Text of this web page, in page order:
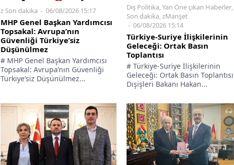
z Son dakika 06/08/2026 15:17
MHP Genel Başkan Yardımcısı
Topsakal: Avrupa’nın
Güvenliği Türkiye’siz
Düşünülmez
# MHP Genel Başkan Yardımcısı
Topsakal: Avrupa’nın Güvenliği
Türkiye’siz Düşünülmez...
Dış Politika,Yan Öne çıkan Haberler
Son dakika,zManşet
06/08/2026 15:14
Türkiye-Suriye İlişkilerinin
Geleceği: Ortak Basın
Toplantısı
# Türkiye-Suriye İlişkilerinin
Geleceği: Ortak Basın Toplantısı
Dışişleri Bakanı Hakan...